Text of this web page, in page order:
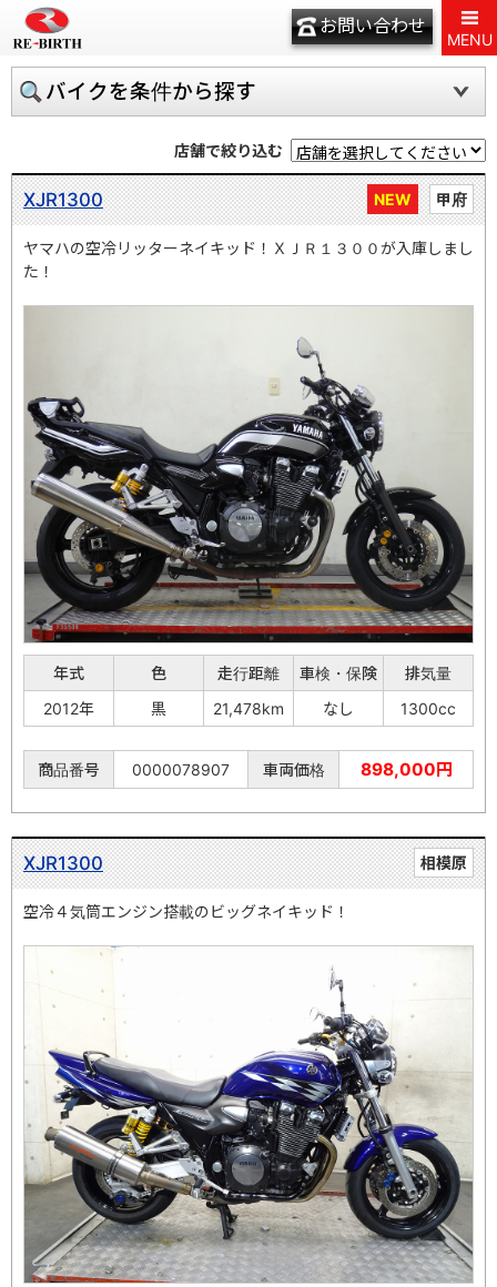
お問い合わせ
MENU
バイクを条件から探す
店舗で絞り込む
NEW 甲府
XJR1300
ヤマハの空冷リッターネイキッド！ＸＪＲ１３００が入庫しまし
た！
年式 色 走行距離 車検・保険
排気量
2012年
黒 21,478km なし 1300cc
商品番号 0000078907 車両価格 898,000円
相模原
XJR1300
空冷４気筒エンジン搭載のビッグネイキッド！